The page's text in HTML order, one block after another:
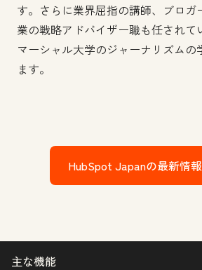
す。さらに業界屈指の講師、ブロガ
業の戦略アドバイザー職も任されて
マーシャル大学のジャーナリズムの
ます。
HubSpot Japanの最新情
主な機能